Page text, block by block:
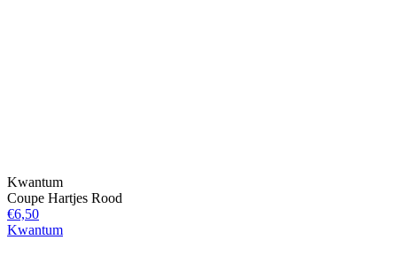
Kwantum
Coupe Hartjes Rood
€6,50
Kwantum